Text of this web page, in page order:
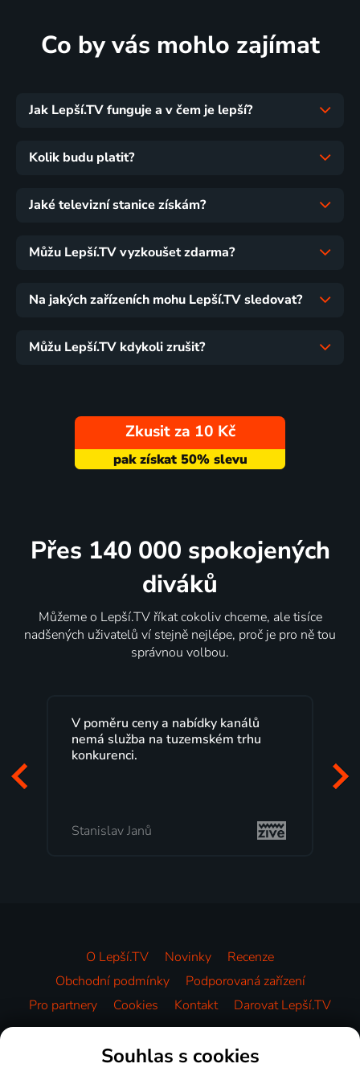
Co by vás mohlo zajímat
Jak Lepší.TV funguje a v čem je lepší?
Kolik budu platit?
Jaké televizní stanice získám?
Můžu Lepší.TV vyzkoušet zdarma?
Na jakých zařízeních mohu Lepší.TV sledovat?
Můžu Lepší.TV kdykoli zrušit?
Zkusit za 10 Kč
Přes 140 000 spokojených
diváků
Můžeme o Lepší.TV říkat cokoliv chceme, ale tisíce
nadšených uživatelů ví stejně nejlépe, proč je pro ně tou
správnou volbou.
a nabídky kanálů
na tuzemském trhu
Lepší.TV sleduji už
maximální
začátek programu, to je
Milada Tomešová
O Lepší.TV Novinky
Recenze
Obchodní podmínky
Podporovaná zařízení
Pro partnery
Cookies Kontakt Darovat Lepší.TV
Videotéka
Souhlas s cookies